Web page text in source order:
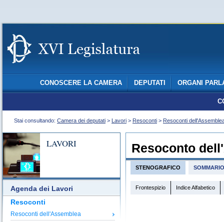
CONOSCERE LA CAMERA DEPUTATI ORGANI
Stai consultando: Camera dei deputati > Lavori > Resoconti > Resoconti
LAVORI
Agenda dei Lavori
Resoconti
Resoconti dell'Assemblea
Resoconto
STENOGRAFICO SOMMARIO
Frontespizio Indice Alfabetico